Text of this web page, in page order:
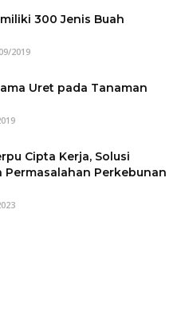
300 Jenis Buah
2019
Uret pada Tanaman
Cipta Kerja, Solusi
Permasalahan Perkebunan